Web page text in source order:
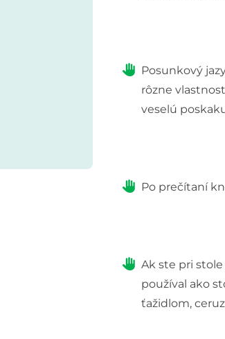
Posunkový
rôzne
veselú
Po prečítaní
Ak ste pri
používal ako
ťažidlom,